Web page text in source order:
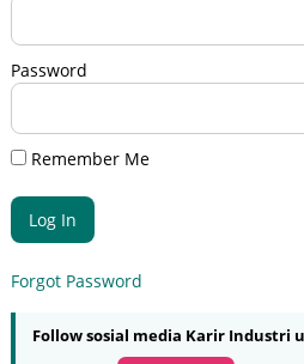
Password
Remember Me
Forgot Password
Follow sosial media Karir